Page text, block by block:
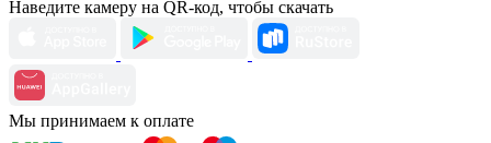
Наведите камеру на QR-код, чтобы скачать
Мы принимаем к оплате